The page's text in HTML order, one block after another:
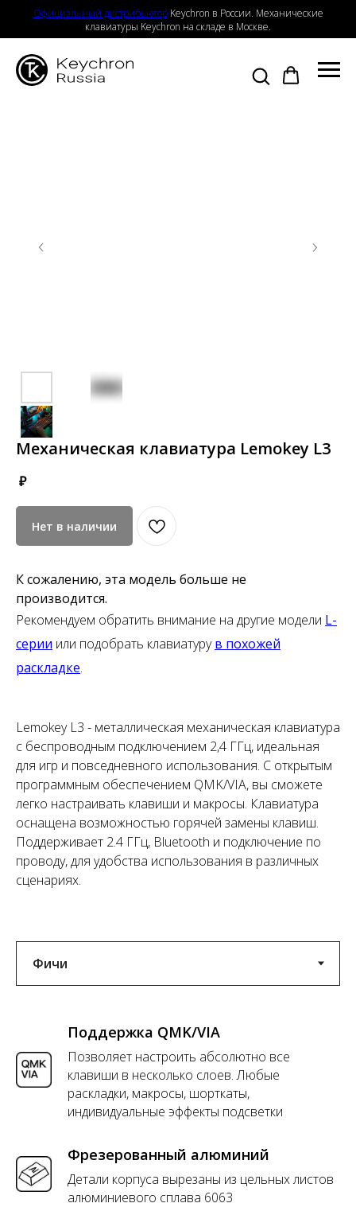
Официальный дистрибьютор Keychron в России. Механические
клавиатуры Keychron на складе в Москве.
Механическая клавиатура Lemokey L3
₽
Нет в наличии
К сожалению, эта модель больше не
производится.
Рекомендуем обратить внимание на другие модели L-
серии или подобрать клавиатурув похожей
раскладке.
Lemokey L3 - металлическая механическая клавиатура
с беспроводным подключением 2,4 ГГц, идеальная
для игр и повседневного использования. С открытым
программным обеспечением QMK/VIA, вы сможете
легко настраивать клавиши и макросы. Клавиатура
оснащена возможностью горячей замены клавиш.
Поддерживает 2.4 ГГц, Bluetooth и подключение по
проводу, для удобства использования в различных
сценариях.
Поддержка QMK/VIA
Позволяет настроить абсолютно все
клавиши в несколько слоев. Любые
раскладки, макросы, шорткаты,
индивидуальные эффекты подсветки
Фрезерованный алюминий
Детали корпуса вырезаны из цельных листов
алюминиевого сплава 6063